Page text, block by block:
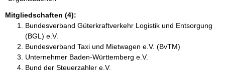
Mitgliedschaften (4):
Bundesverband Güterkraftverkehr Logistik und Entsorgung
(BGL) e.V.
Bundesverband Taxi und Mietwagen e.V. (BvTM)
Unternehmer Baden-Württemberg e.V.
Bund der Steuerzahler e.V.